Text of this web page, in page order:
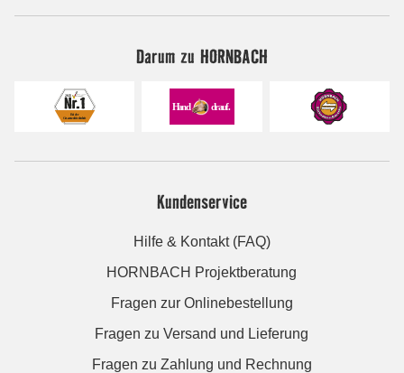
Darum zu HORNBACH
Kundenservice
Hilfe & Kontakt (FAQ)
HORNBACH Projektberatung
Fragen zur Onlinebestellung
Fragen zu Versand und Lieferung
Fragen zu Zahlung und Rechnung